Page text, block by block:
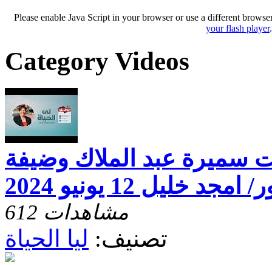
Please enable Java Script in your browser or use a different
your flash player.
Category Videos
سميرة عبد الملاك وضيفة
12 يونيو 2024
612 مشاهدات
تصنيف: ليا الحياة